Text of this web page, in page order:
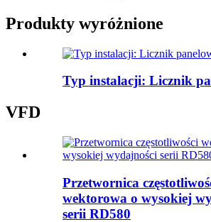
Produkty wyróżnione
Typ instalacji: Licznik
VFD
Przetwornica
wektorowa o wysokiej
serii RD580